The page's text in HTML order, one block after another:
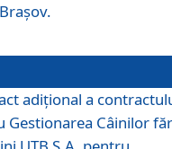
adiţional a
Gestionarea Câinilor